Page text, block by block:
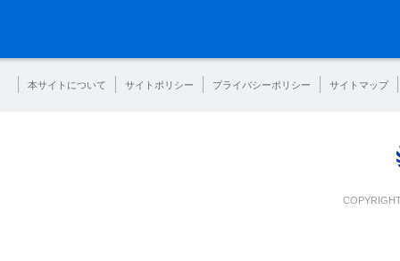
本サイトについて サイトポリシー プライバシーポリシー サイトマップ